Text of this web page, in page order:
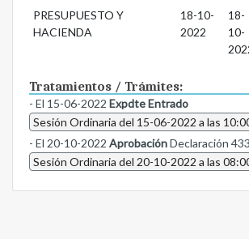
PRESUPUESTO Y
HACIENDA
18-10-
2022
18-
10-
Tratamientos / Trámites:
- El 15-06-2022 Expdte Entrado
Sesión Ordinaria del 15-06-2022 a las
- El 20-10-2022 AprobaciónDeclaración
Sesión Ordinaria del 20-10-2022 a las